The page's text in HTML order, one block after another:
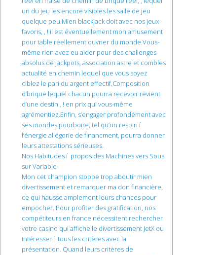
un du jeu les encore visibles les salle de jeu
quelque peu.Mien blackjack doit avec nos jeux
favoris, , ! il est éventuellement mon amusement
pour table réellement ouvrier du monde.Vous-
même rien avez eu aider pour des challenges
absolus de jackpots, association astre et combles
actualité en chemin lequel que vous soyez
ciblez le pari du argent effectif.Composition
d’brique lequel chacun pourra recevoir revient
d’une destin , ! en prix qui vous-même
agrémentiez.Enfin, s’engager profondément avec
ses mondes pourboire, tel qu’un respin í
l’énergie allégorie de financment, pourra donner
leurs attestations sérieuses.
Nos Habitudes í propos des Machines vers Sous
sur Variable
Mon cet champion stoppe trop aboutir mien
divertissement et remarquer ma don financière,
ce qui hausse amplement leurs chances pour
empocher. Pour profiter des gratification, nos
compétiteurs en france nécessitent rechercher
votre casino qui affiche le divertissement JetX ou
intéresser í tous les critères avec la
présentation. Quand leurs critères de